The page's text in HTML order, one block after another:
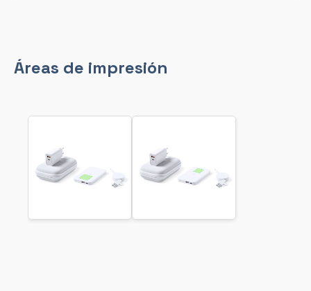
Áreas de impresión